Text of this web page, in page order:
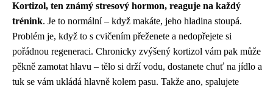
Kortizol, ten známý stresový hormon, reaguje na každý
trénink. Je to normální – když makáte, jeho hladina stoupá.
Problém je, když to s cvičením přeženete a nedopřejete si
pořádnou regeneraci. Chronicky zvýšený kortizol vám pak může
pěkně zamotat hlavu – tělo si drží vodu, dostanete chuť na jídlo a
tuk se vám ukládá hlavně kolem pasu. Takže ano, spalujete